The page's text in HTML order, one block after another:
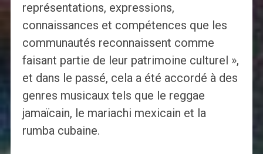
représentations, expressions,
connaissances et compétences que les
communautés reconnaissent comme
faisant partie de leur patrimoine culturel »,
et dans le passé, cela a été accordé à des
genres musicaux tels que le reggae
jamaïcain, le mariachi mexicain et la
rumba cubaine.